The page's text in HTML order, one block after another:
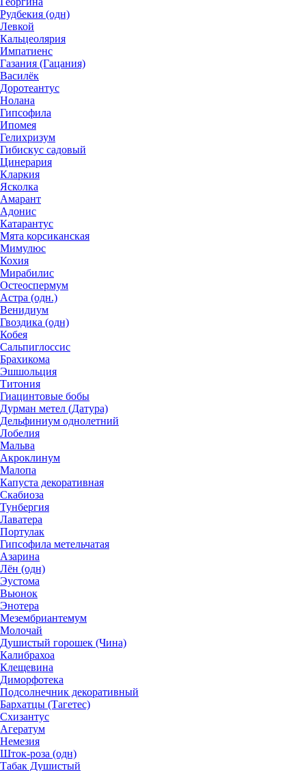
Рудбекия (одн)
Левкой
Кальцеолярия
Импатиенс
Газания (Гацания)
Василёк
Доротеантус
Нолана
Гипсофила
Ипомея
Гелихризум
Гибискус садовый
Цинерария
Кларкия
Ясколка
Амарант
Адонис
Катарантус
Мята корсиканская
Мимулюс
Кохия
Мирабилис
Остеоспермум
Астра (одн.)
Венидиум
Гвоздика (одн)
Кобея
Сальпиглоссис
Брахикома
Эшшольция
Титония
Гиацинтовые бобы
Дурман метел (Датура)
Дельфиниум однолетний
Лобелия
Мальва
Акроклинум
Малопа
Капуста декоративная
Скабиоза
Тунбергия
Лаватера
Портулак
Гипсофила метельчатая
Азарина
Лён (одн)
Эустома
Вьюнок
Энотера
Мезембриантемум
Молочай
Душистый горошек (Чина)
Калибрахоа
Клещевина
Диморфотека
Подсолнечник декоративный
Бархатцы (Тагетес)
Схизантус
Агератум
Немезия
Шток-роза (одн)
Табак Душистый